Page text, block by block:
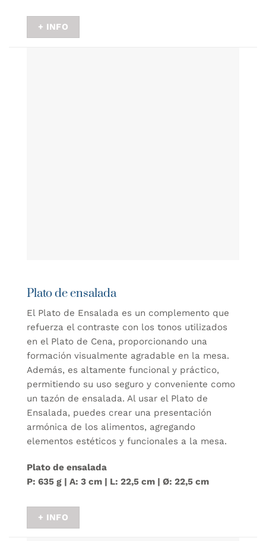
+ INFO
Plato de ensalada
El Plato de Ensalada es un complemento que
refuerza el contraste con los tonos utilizados
en el Plato de Cena, proporcionando una
formación visualmente agradable en la mesa.
Además, es altamente funcional y práctico,
permitiendo su uso seguro y conveniente como
un tazón de ensalada. Al usar el Plato de
Ensalada, puedes crear una presentación
armónica de los alimentos, agregando
elementos estéticos y funcionales a la mesa.
Plato de ensalada
P: 635 g | A: 3 cm | L: 22,5 cm | Ø: 22,5 cm
+ INFO